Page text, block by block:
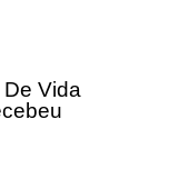
Vida